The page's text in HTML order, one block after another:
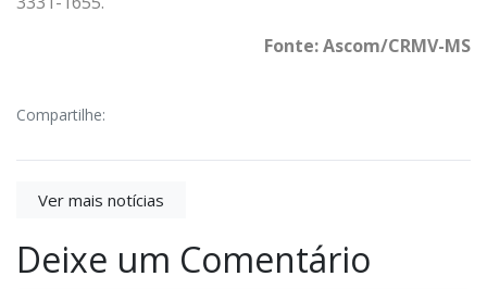
Fonte: Ascom/CRMV-MS
Compartilhe:
Ver mais notícias
Deixe um Comentário